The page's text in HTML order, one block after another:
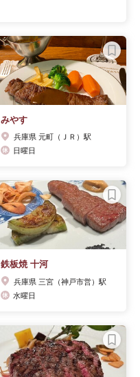
みやす
兵庫県 元町（ＪＲ）駅
日曜日
鉄板焼 十河
兵庫県 三宮（神戸市営）駅
水曜日